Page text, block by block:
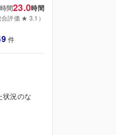
間23.0時間
合評価 ★ 3.1）
件
状況のな